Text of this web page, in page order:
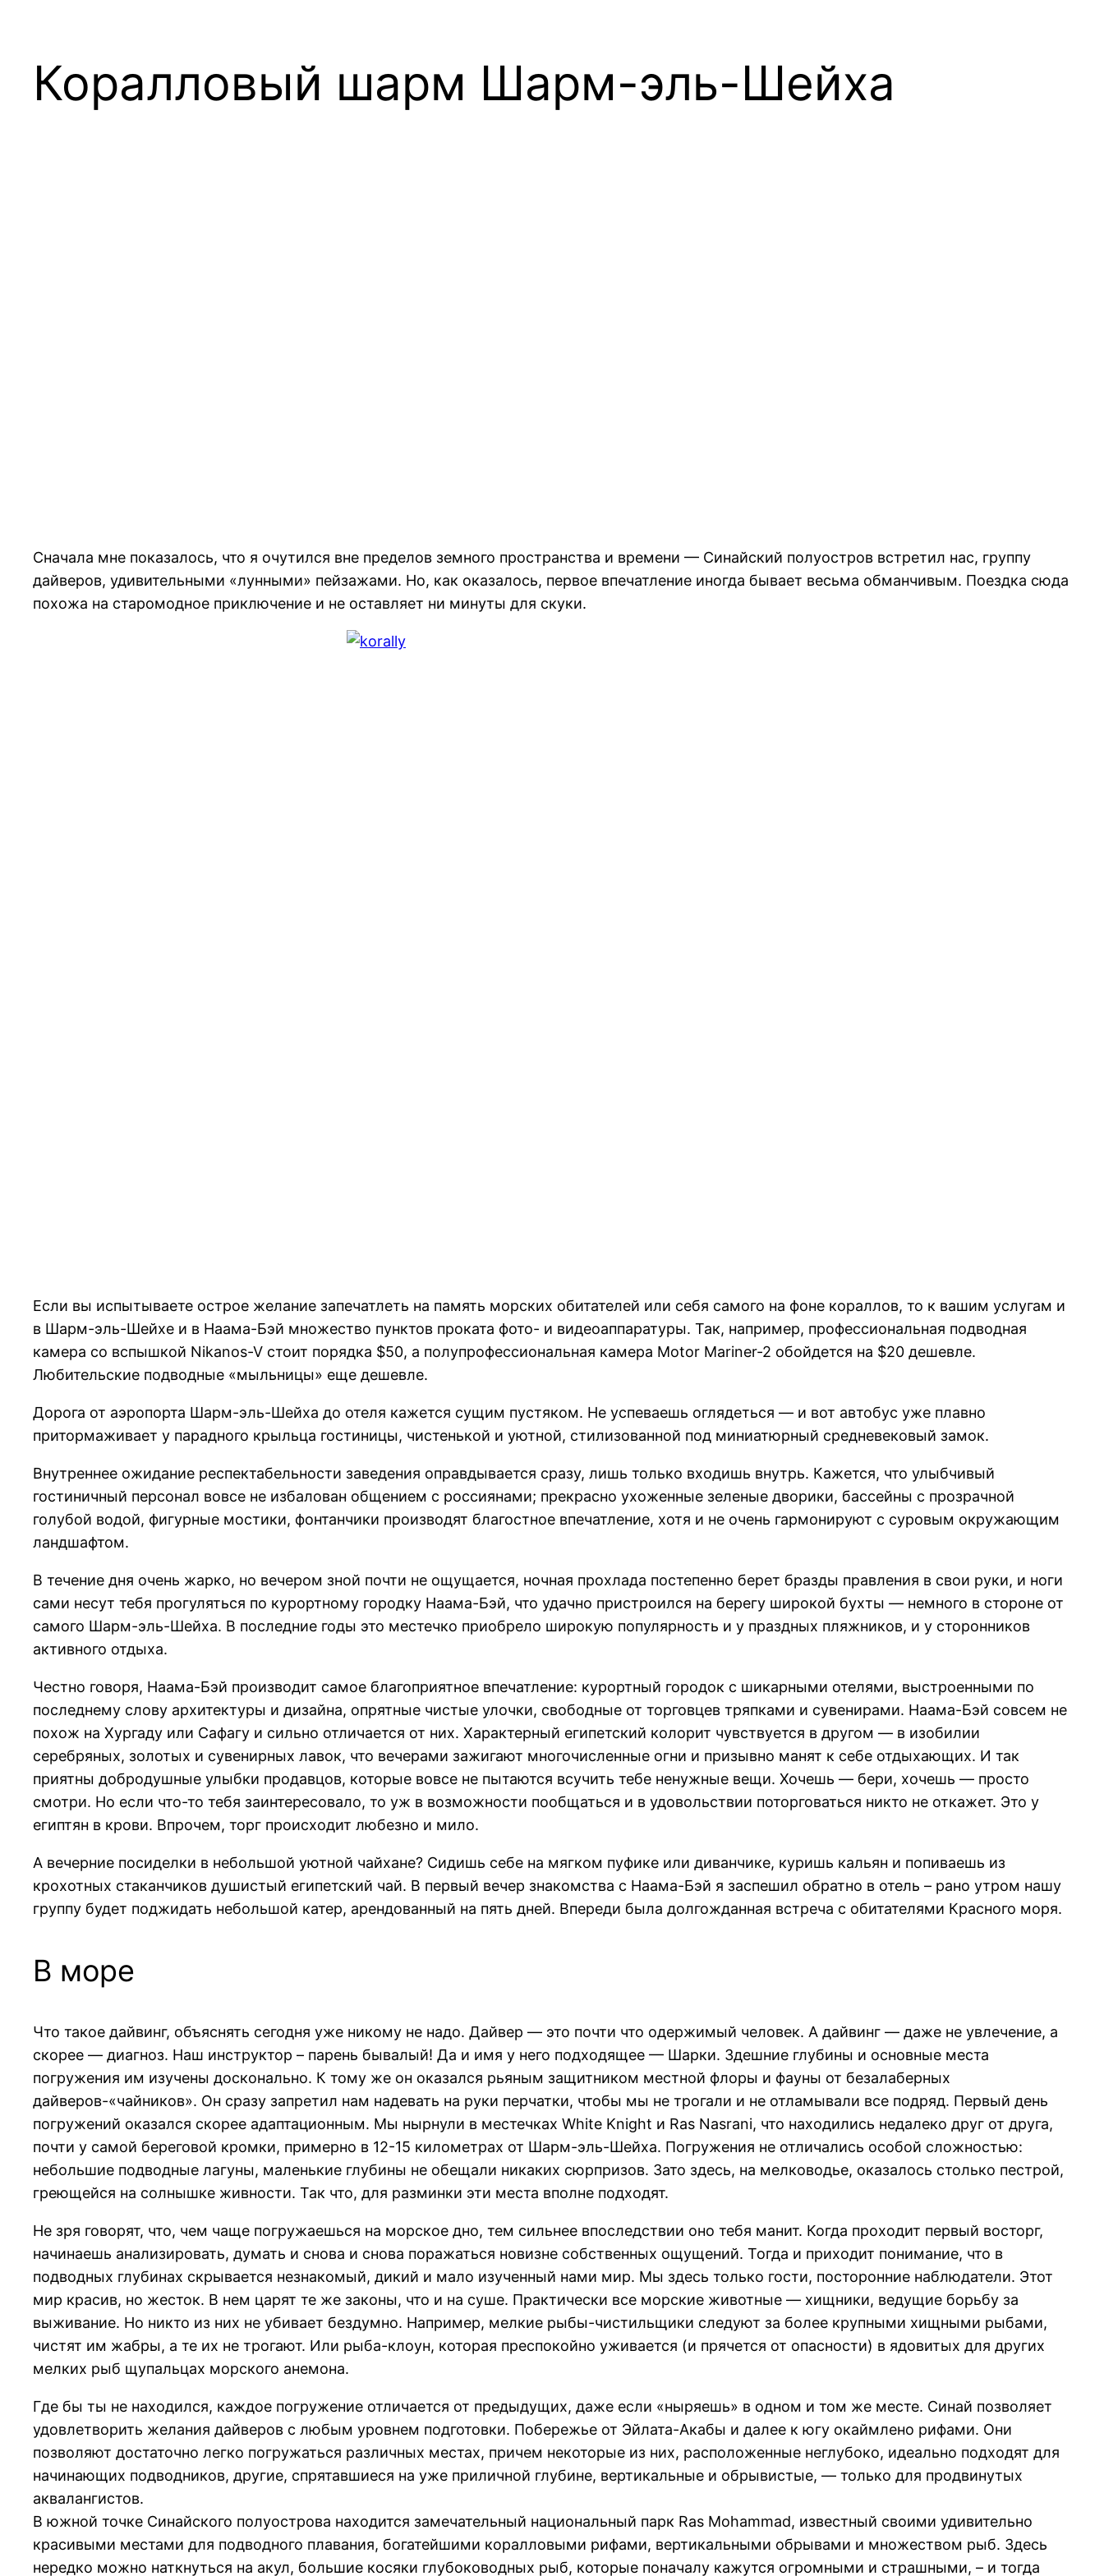
Коралловый шарм Шарм-эль-Шейха
Сначала мне показалось, что я очутился вне пределов земного пространства и времени — Синайский полуостров встретил нас, группу
дайверов, удивительными «лунными» пейзажами. Но, как оказалось, первое впечатление иногда бывает весьма обманчивым. Поездка сюда
похожа на старомодное приключение и не оставляет ни минуты для скуки.
Если вы испытываете острое желание запечатлеть на память морских обитателей или себя самого на фоне кораллов, то к вашим услугам и
в Шарм-эль-Шейхе и в Наама-Бэй множество пунктов проката фото- и видеоаппаратуры. Так, например, профессиональная подводная
камера со вспышкой Nikanos-V стоит порядка $50, а полупрофессиональная камера Motor Mariner-2 обойдется на $20 дешевле.
Любительские подводные «мыльницы» еще дешевле.
Дорога от аэропорта Шарм-эль-Шейха до отеля кажется сущим пустяком. Не успеваешь оглядеться — и вот автобус уже плавно
притормаживает у парадного крыльца гостиницы, чистенькой и уютной, стилизованной под миниатюрный средневековый замок.
Внутреннее ожидание респектабельности заведения оправдывается сразу, лишь только входишь внутрь. Кажется, что улыбчивый
гостиничный персонал вовсе не избалован общением с россиянами; прекрасно ухоженные зеленые дворики, бассейны с прозрачной
голубой водой, фигурные мостики, фонтанчики производят благостное впечатление, хотя и не очень гармонируют с суровым окружающим
ландшафтом.
В течение дня очень жарко, но вечером зной почти не ощущается, ночная прохлада постепенно берет бразды правления в свои руки, и ноги
сами несут тебя прогуляться по курортному городку Наама-Бэй, что удачно пристроился на берегу широкой бухты — немного в стороне от
самого Шарм-эль-Шейха. В последние годы это местечко приобрело широкую популярность и у праздных пляжников, и у сторонников
активного отдыха.
Честно говоря, Наама-Бэй производит самое благоприятное впечатление: курортный городок с шикарными отелями, выстроенными по
последнему слову архитектуры и дизайна, опрятные чистые улочки, свободные от торговцев тряпками и сувенирами. Наама-Бэй совсем не
похож на Хургаду или Сафагу и сильно отличается от них. Характерный египетский колорит чувствуется в другом — в изобилии
серебряных, золотых и сувенирных лавок, что вечерами зажигают многочисленные огни и призывно манят к себе отдыхающих. И так
приятны добродушные улыбки продавцов, которые вовсе не пытаются всучить тебе ненужные вещи. Хочешь — бери, хочешь — просто
смотри. Но если что-то тебя заинтересовало, то уж в возможности пообщаться и в удовольствии поторговаться никто не откажет. Это у
египтян в крови. Впрочем, торг происходит любезно и мило.
А вечерние посиделки в небольшой уютной чайхане? Сидишь себе на мягком пуфике или диванчике, куришь кальян и попиваешь из
крохотных стаканчиков душистый египетский чай. В первый вечер знакомства с Наама-Бэй я заспешил обратно в отель – рано утром нашу
группу будет поджидать небольшой катер, арендованный на пять дней. Впереди была долгожданная встреча с обитателями Красного моря.
В море
Что такое дайвинг, объяснять сегодня уже никому не надо. Дайвер — это почти что одержимый человек. А дайвинг — даже не увлечение, а
скорее — диагноз. Наш инструктор – парень бывалый! Да и имя у него подходящее — Шарки. Здешние глубины и основные места
погружения им изучены досконально. К тому же он оказался рьяным защитником местной флоры и фауны от безалаберных
дайверов-«чайников». Он сразу запретил нам надевать на руки перчатки, чтобы мы не трогали и не отламывали все подряд. Первый день
погружений оказался скорее адаптационным. Мы нырнули в местечках White Knight и Ras Nasrani, что находились недалеко друг от друга,
почти у самой береговой кромки, примерно в 12-15 километрах от Шарм-эль-Шейха. Погружения не отличались особой сложностью:
небольшие подводные лагуны, маленькие глубины не обещали никаких сюрпризов. Зато здесь, на мелководье, оказалось столько пестрой,
греющейся на солнышке живности. Так что, для разминки эти места вполне подходят.
Не зря говорят, что, чем чаще погружаешься на морское дно, тем сильнее впоследствии оно тебя манит. Когда проходит первый восторг,
начинаешь анализировать, думать и снова и снова поражаться новизне собственных ощущений. Тогда и приходит понимание, что в
подводных глубинах скрывается незнакомый, дикий и мало изученный нами мир. Мы здесь только гости, посторонние наблюдатели. Этот
мир красив, но жесток. В нем царят те же законы, что и на суше. Практически все морские животные — хищники, ведущие борьбу за
выживание. Но никто из них не убивает бездумно. Например, мелкие рыбы-чистильщики следуют за более крупными хищными рыбами,
чистят им жабры, а те их не трогают. Или рыба-клоун, которая преспокойно уживается (и прячется от опасности) в ядовитых для других
мелких рыб щупальцах морского анемона.
Где бы ты не находился, каждое погружение отличается от предыдущих, даже если «ныряешь» в одном и том же месте. Синай позволяет
удовлетворить желания дайверов с любым уровнем подготовки. Побережье от Эйлата-Акабы и далее к югу окаймлено рифами. Они
позволяют достаточно легко погружаться различных местах, причем некоторые из них, расположенные неглубоко, идеально подходят для
начинающих подводников, другие, спрятавшиеся на уже приличной глубине, вертикальные и обрывистые, — только для продвинутых
аквалангистов.
В южной точке Синайского полуострова находится замечательный национальный парк Ras Mohammad, известный своими удивительно
красивыми местами для подводного плавания, богатейшими коралловыми рифами, вертикальными обрывами и множеством рыб. Здесь
нередко можно наткнуться на акул, большие косяки глубоководных рыб, которые поначалу кажутся огромными и страшными, – и тогда